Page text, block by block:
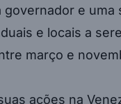
governador e uma
e locais a
março e
ações na